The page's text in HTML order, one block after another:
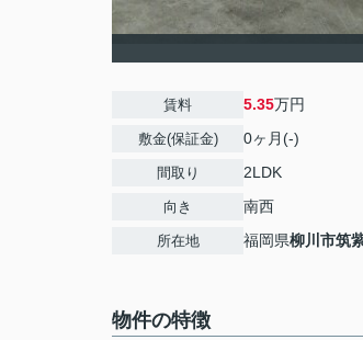
賃料 5.35万円
敷金(保証金) 0ヶ月(-)
間取り 2LDK
向き 南西
所在地 福岡県柳川市筑
物件の特徴